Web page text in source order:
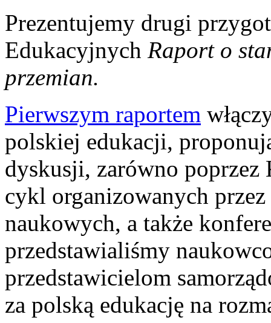
Prezentujemy drugi
Edukacyjnych Raport o
przemian.
Pierwszym raportem
polskiej edukacji,
dyskusji, zarówno
cykl organizowanych
naukowych, a także
przedstawialiśmy
przedstawicielom
za polską edukację na